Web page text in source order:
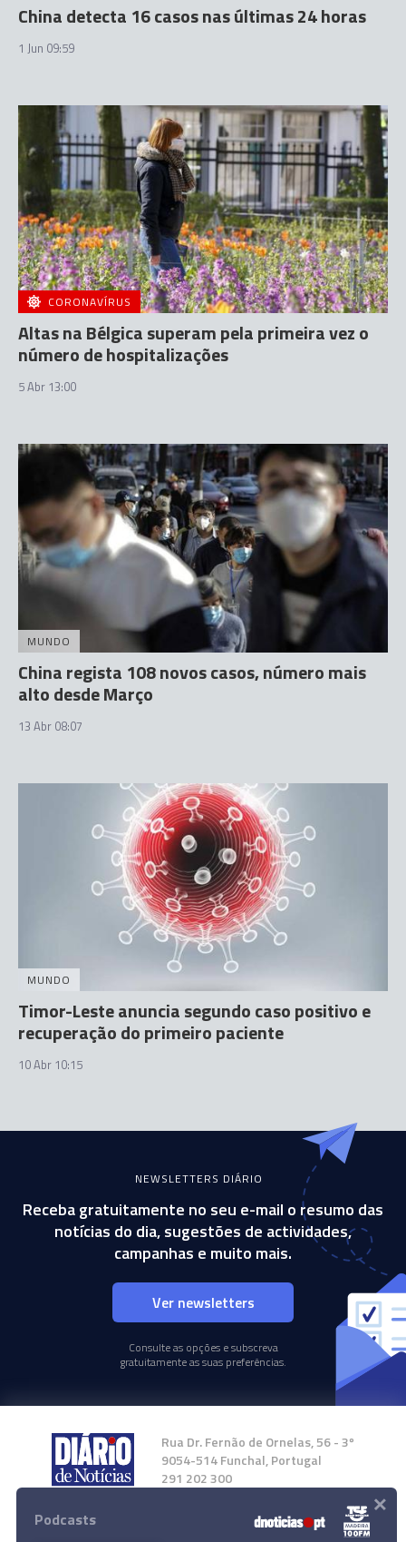
China detecta 16 casos nas últimas 24 horas
1 Jun 09:59
CORONAVÍRUS
Altas na Bélgica superam pela primeira vez o
número de hospitalizações
5 Abr 13:00
MUNDO
China regista 108 novos casos, número mais
alto desde Março
13 Abr 08:07
MUNDO
Timor-Leste anuncia segundo caso positivo e
recuperação do primeiro paciente
10 Abr 10:15
NEWSLETTERS DIÁRIO
Receba gratuitamente no seu e-mail o resumo das
notícias do dia, sugestões de actividades,
campanhas e muito mais.
Ver newsletters
Consulte as opções e subscreva
gratuitamente as suas preferências.
Rua Dr. Fernão de Ornelas, 56 - 3º
9054-514 Funchal, Portugal
291 202 300
Instale a nossa App
Podcasts ×